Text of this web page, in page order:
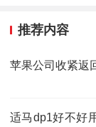
推荐内容
苹果公司收紧返
适马dp1好不好